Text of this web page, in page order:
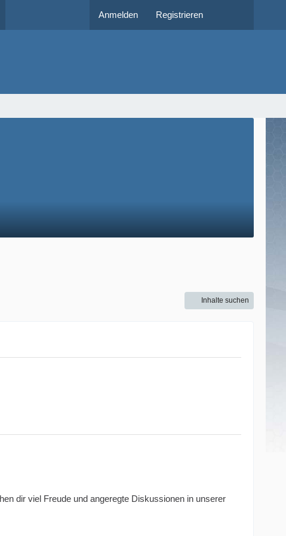
Anmelden Registrieren
Inhalte suchen
dir viel Freude und angeregte Diskussionen in unserer